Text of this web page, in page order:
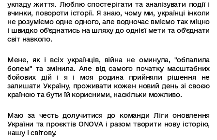
укладу життя. Люблю спостерігати та аналізувати події і
вчинки, повороти історії. Я знаю, чому ми, українці інколи
не розуміємо одне одного, але водночас вміємо так міцно
і швидко об'єднатись на шляху до однієї мети та об'єднати
світ навколо.
Мене, як і всіх українців, війна не оминула, "обпалила
болем" та змінила. Але від самого початку масштабних
бойових дій і я і моя родина прийняли рішення не
залишати Україну, проживати кожен новий день зі своєю
країною та бути їй корисними, наскільки можливо.
Маю за честь долучитися до команди Ліги оновлення
України та проєктів ONOVA і разом творити нову історію,
нашу і світову.